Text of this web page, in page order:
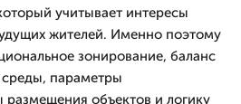
учитывает интересы
жителей. Именно поэтому
зонирование, баланс
параметры
размещения объектов и логику